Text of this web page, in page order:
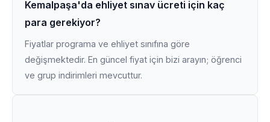
Kemalpaşa'da ehliyet sınav ücreti için kaç
para gerekiyor?
Fiyatlar programa ve ehliyet sınıfına göre
değişmektedir. En güncel fiyat için bizi arayın; öğrenci
ve grup indirimleri mevcuttur.